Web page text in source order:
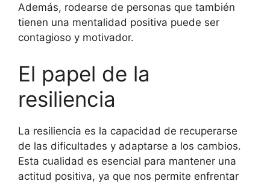
Además, rodearse de personas que también
tienen una mentalidad positiva puede ser
contagioso y motivador.
El papel de la
resiliencia
La resiliencia es la capacidad de recuperarse
de las dificultades y adaptarse a los cambios.
Esta cualidad es esencial para mantener una
actitud positiva, ya que nos permite enfrentar